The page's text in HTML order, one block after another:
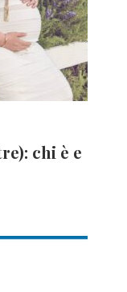
chi è e